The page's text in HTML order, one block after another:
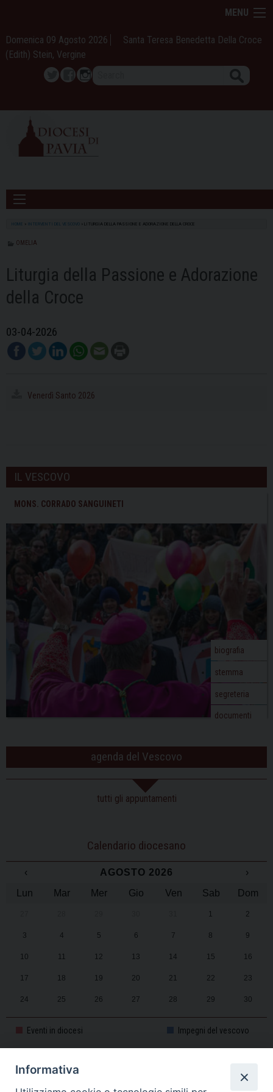
content
MENU
Domenica 09 Agosto 2026
Santa Teresa Benedetta Della Croce
(Edith) Stein, Vergine
TwitterFacebook
Instagram
HOME INTERVENTI DEL VESCOVO LITURGIA DELLA PASSIONE E ADORAZIONE DELLA CROCE
OMELIA
Liturgia della Passione e Adorazione
della Croce
03-04-2026
Venerdì Santo 2026
IL VESCOVO
MONS. CORRADO SANGUINETI
biografia
stemma
segreteria
documenti
agenda del Vescovo
tutti gli appuntamenti
Calendario diocesano
‹ AGOSTO 2026
›
Lun
Mar Mer Gio Ven Sab Dom
1 2
3 4 5 6 7 8 9
10 11 12 13 14 15 16
17 18 19 20 21 22 23
24 25 26 27 28 29 30
Eventi in diocesi Impegni del vescovo
CALENDARIO PASTORALE 2025-2026
Informativa